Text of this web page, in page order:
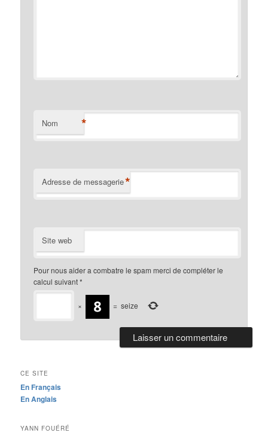
Nom *
Adresse de messagerie*
Site web
Pour nous aider a combatre le spam merci de compléter le
calcul suivant*
× = seize
CE SITE
En Français
En Anglais
YANN FOUÉRÉ